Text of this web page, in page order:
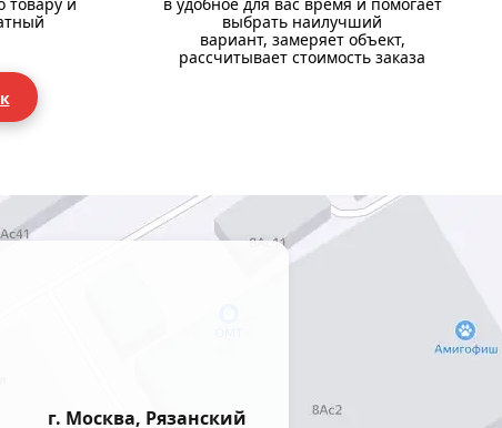
выбрать наилучший
вариант, замеряет объект,
рассчитывает стоимость заказа
г. Москва, Рязанский